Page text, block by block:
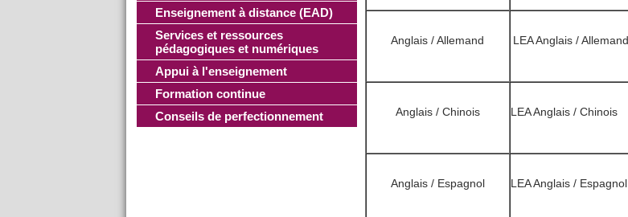
Enseignement à distance (EAD)
Services et ressources
pédagogiques et numériques
Appui à l'enseignement
Formation continue
Conseils de perfectionnement
Anglais / Allemand LEA Anglais / Allemand
Anglais / Chinois LEA Anglais / Chinois
Anglais / Espagnol LEA Anglais / Espagnol